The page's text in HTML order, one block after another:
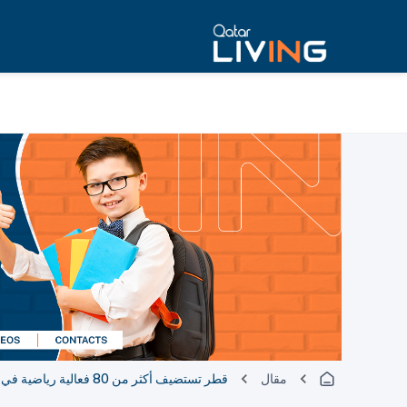
مقال قطر تستضيف أكثر من 80 فعالية رياضية في عام 2025